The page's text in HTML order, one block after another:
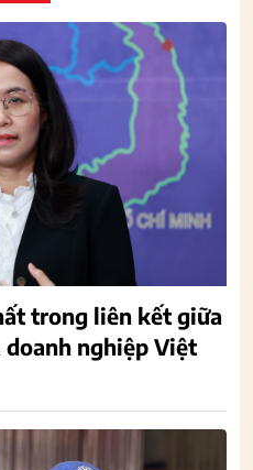
trong liên kết giữa
doanh nghiệp Việt